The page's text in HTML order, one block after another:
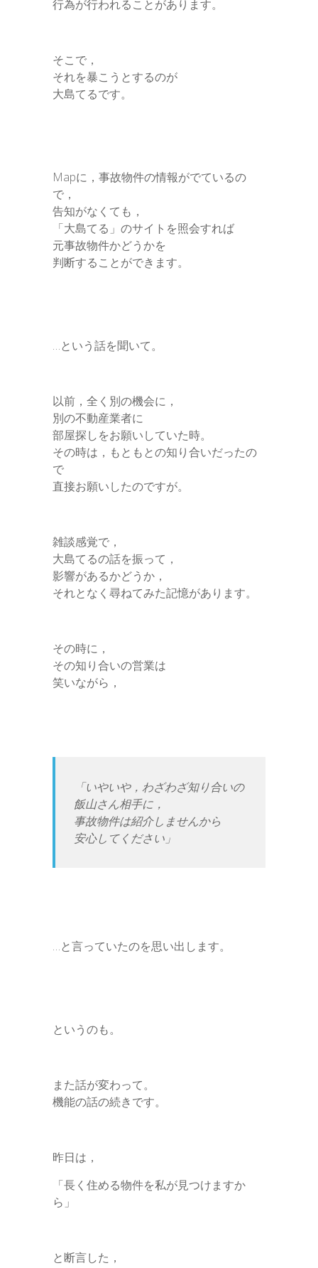
行為が行われることがあります。
そこで，
それを暴こうとするのが
大島てるです。
Mapに，事故物件の情報がでているの
で，
告知がなくても，
「大島てる」のサイトを照会すれば
元事故物件かどうかを
判断することができます。
…という話を聞いて。
以前，全く別の機会に，
別の不動産業者に
部屋探しをお願いしていた時。
その時は，もともとの知り合いだったの
で
直接お願いしたのですが。
雑談感覚で，
大島てるの話を振って，
影響があるかどうか，
それとなく尋ねてみた記憶があります。
その時に，
その知り合いの営業は
笑いながら，
「いやいや，わざわざ知り合いの
飯山さん相手に，
事故物件は紹介しませんから
安心してください」
…と言っていたのを思い出します。
というのも。
また話が変わって。
機能の話の続きです。
昨日は，
「長く住める物件を私が見つけますか
ら」
と断言した，